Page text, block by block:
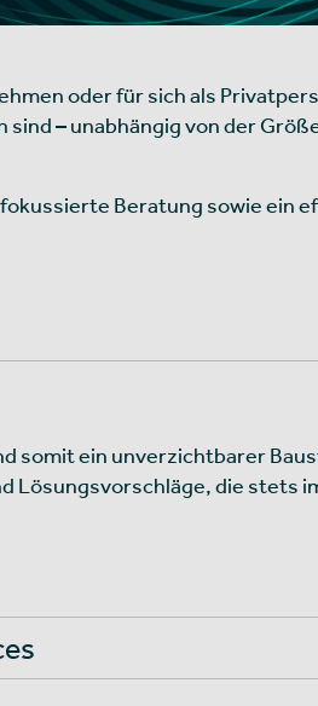
oder für sich als
– unabhängig von der
Beratung sowie ein
somit ein unverzichtbarer
die stets